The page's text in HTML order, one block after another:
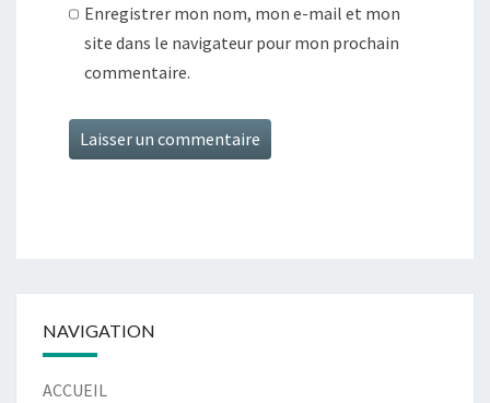
Enregistrer mon nom, mon e-mail et mon
site dans le navigateur pour mon prochain
commentaire.
NAVIGATION
ACCUEIL